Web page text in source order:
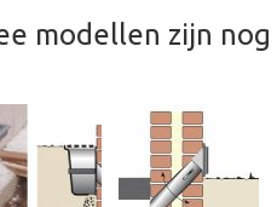
modellen zijn